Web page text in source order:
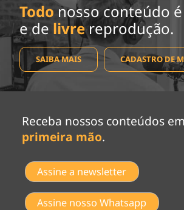
Todo nosso conteúdo
e de livrereprodução.
SAIBA MAIS CADASTRO DE
Receba nossos conteúdos em
primeira mão.
Assine a newsletter
Assine nosso Whatsapp